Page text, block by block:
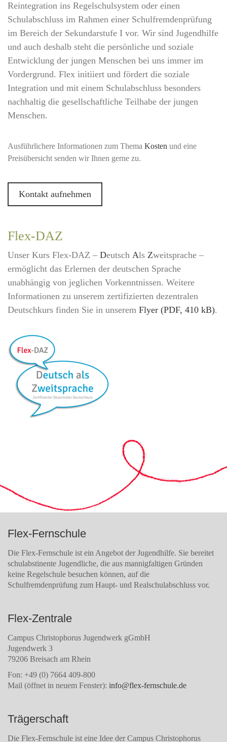
Reintegration ins Regelschulsystem oder einen
Schulabschluss im Rahmen einer Schulfremdenprüfung
im Bereich der Sekundarstufe I vor. Wir sind Jugendhilfe
und auch deshalb steht die persönliche und soziale
Entwicklung der jungen Menschen bei uns immer im
Vordergrund. Flex initiiert und fördert die soziale
Integration und mit einem Schulabschluss besonders
nachhaltig die gesellschaftliche Teilhabe der jungen
Menschen.
Ausführlichere Informationen zum Thema Kosten und eine
Preisübersicht senden wir Ihnen gerne zu.
Kontakt aufnehmen
Flex-DAZ
Unser Kurs Flex-DAZ – Deutsch Als Zweitsprache –
ermöglicht das Erlernen der deutschen Sprache
unabhängig von jeglichen Vorkenntnissen. Weitere
Informationen zu unserem zertifizierten dezentralen
Deutschkurs finden Sie in unserem Flyer (PDF, 410 kB).
Flex-Fernschule
Die Flex-Fernschule ist ein Angebot der Jugendhilfe. Sie bereitet
schulabstinente Jugendliche, die aus mannigfaltigen Gründen
keine Regelschule besuchen können, auf die
Schulfremdenprüfung zum Haupt- und Realschulabschluss vor.
Flex-Zentrale
Campus Christophorus Jugendwerk gGmbH
Jugendwerk 3
79206 Breisach am Rhein
Fon: +49 (0) 7664 409-800
Mail (öffnet in neuem Fenster): info@flex-fernschule.de
Trägerschaft
Die Flex-Fernschule ist eine Idee der Campus Christophorus